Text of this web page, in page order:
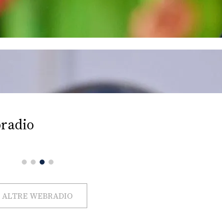
ALTRE WEBRADIO